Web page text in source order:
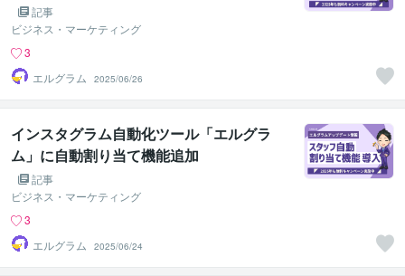
記事
ビジネス・マーケティング
3
エルグラム
2025/06/26
インスタグラム自動化ツール「エルグラ
ム」に自動割り当て機能追加
記事
ビジネス・マーケティング
3
エルグラム
2025/06/24